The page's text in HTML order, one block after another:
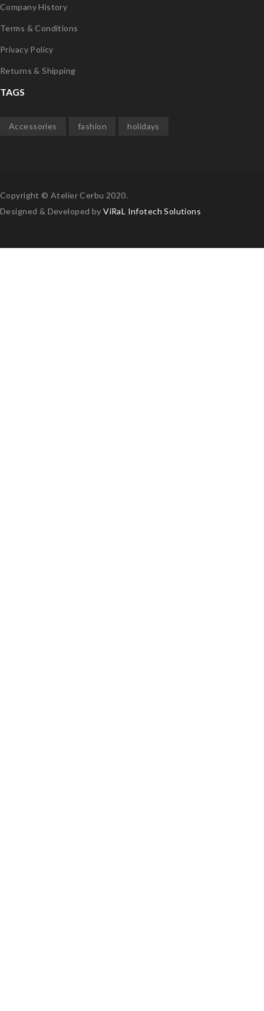
Company History
Terms & Conditions
Privacy Policy
Returns & Shipping
TAGS
Accessories fashion holidays
Copyright © Atelier Cerbu 2020.
Designed & Developed byViRaL Infotech Solutions